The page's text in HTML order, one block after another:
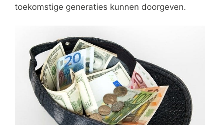
toekomstige generaties kunnen doorgeven.